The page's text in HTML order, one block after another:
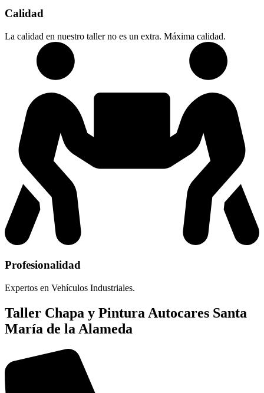
Calidad
La calidad en nuestro taller no es un extra. Máxima calidad.
Profesionalidad
Expertos en Vehículos Industriales.
Taller Chapa y Pintura Autocares Santa
María de la Alameda